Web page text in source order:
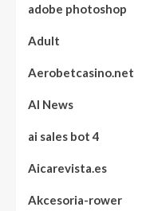
adobe photoshop
Adult
Aerobetcasino.net
AI News
ai sales bot 4
Aicarevista.es
Akcesoria-rower